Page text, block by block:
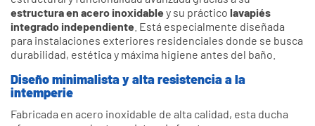
estructura en acero inoxidable y su práctico lavapiés
integrado independiente . Está especialmente diseñada
para instalaciones exteriores residenciales donde se busca
durabilidad, estética y máxima higiene antes del baño.
Diseño minimalista y alta resistencia a la
intemperie
Fabricada en acero inoxidable de alta calidad, esta ducha